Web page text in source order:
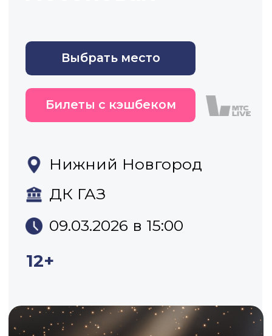
Нижний Новгород
ДК ГАЗ
09.03.2026 в 15:00